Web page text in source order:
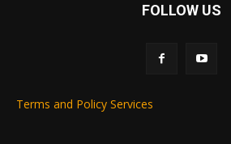
FOLLOW US
Terms and Policy Services